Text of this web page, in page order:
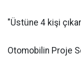
"Üstüne 4 kişi
Otomobilin Proje